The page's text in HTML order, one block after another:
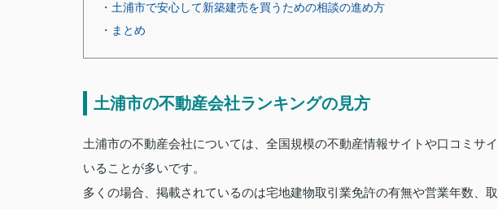
・土浦市で安心して新築建売を買うための相談の進め方
・まとめ
土浦市の不動産会社ランキングの見方
土浦市の不動産会社については、全国規模の不動産情報サイトや口コミサ
いることが多いです。
多くの場合、掲載されているのは宅地建物取引業免許の有無や営業年数、